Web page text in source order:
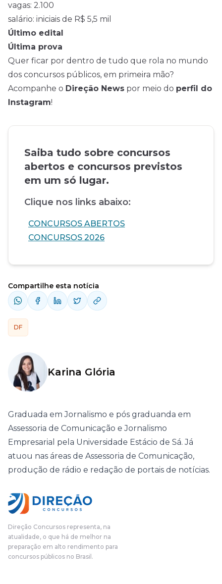
vagas: 2.100
salário: iniciais de R$ 5,5 mil
Último edital
Última prova
Quer ficar por dentro de tudo que rola no mundo
dos concursos públicos, em primeira mão?
Acompanhe o Direção News por meio do perfil do
Instagram!
Saiba tudo sobre concursos
abertos e concursos previstos
em um só lugar.
Clique nos links abaixo:
CONCURSOS ABERTOS
CONCURSOS 2026
Compartilhe esta notícia
DF
Karina Glória
Graduada em Jornalismo e pós graduanda em
Assessoria de Comunicação e Jornalismo
Empresarial pela Universidade Estácio de Sá. Já
atuou nas áreas de Assessoria de Comunicação,
produção de rádio e redação de portais de notícias.
Direção Concursos representa, na
atualidade, o que há de melhor na
preparação em alto rendimento para
concursos públicos no Brasil.